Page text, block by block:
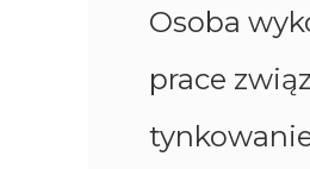
Osoba
prace